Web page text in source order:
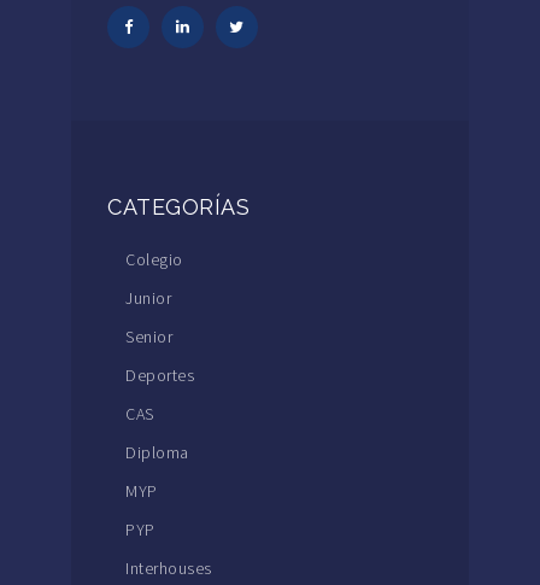
CATEGORÍAS
Colegio
Junior
Senior
Deportes
CAS
Diploma
MYP
PYP
Interhouses